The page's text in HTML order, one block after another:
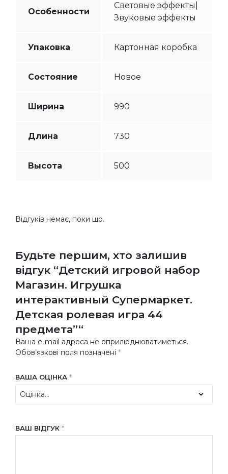
Особенности
Световые эффекты|
Звуковые эффекты
Упаковка Картонная коробка
Состояние Новое
Ширина 990
Длина 730
Высота 500
Відгуків немає, поки що.
Будьте першим, хто залишив
відгук “Детский игровой набор
Магазин. Игрушка
интерактивный Супермаркет.
Детская ролевая игра 44
предмета”“
Ваша e-mail адреса не оприлюднюватиметься.
Обов’язкові поля позначені *
ВАША ОЦІНКА *
ВАШ ВІДГУК *